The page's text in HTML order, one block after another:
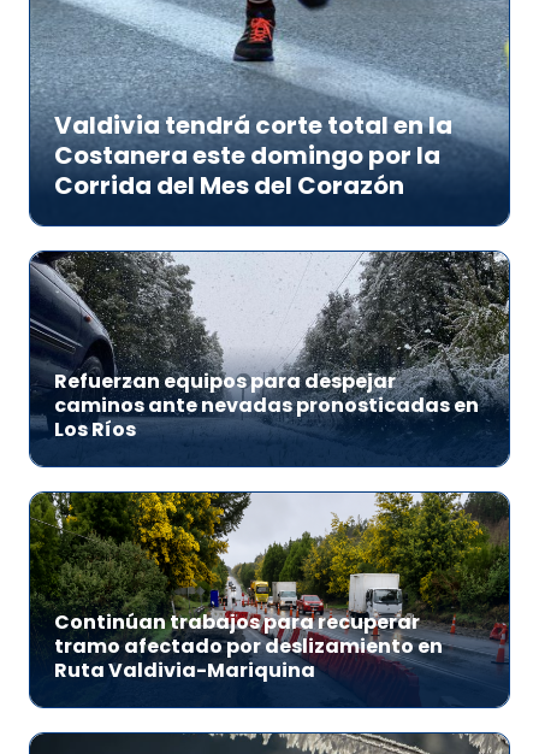
Valdivia tendrá corte total en la
Costanera este domingo por la
Corrida del Mes del Corazón
Refuerzan equipos para despejar
caminos ante nevadas pronosticadas en
Los Ríos
Continúan trabajos para recuperar
tramo afectado por deslizamiento en
Ruta Valdivia-Mariquina